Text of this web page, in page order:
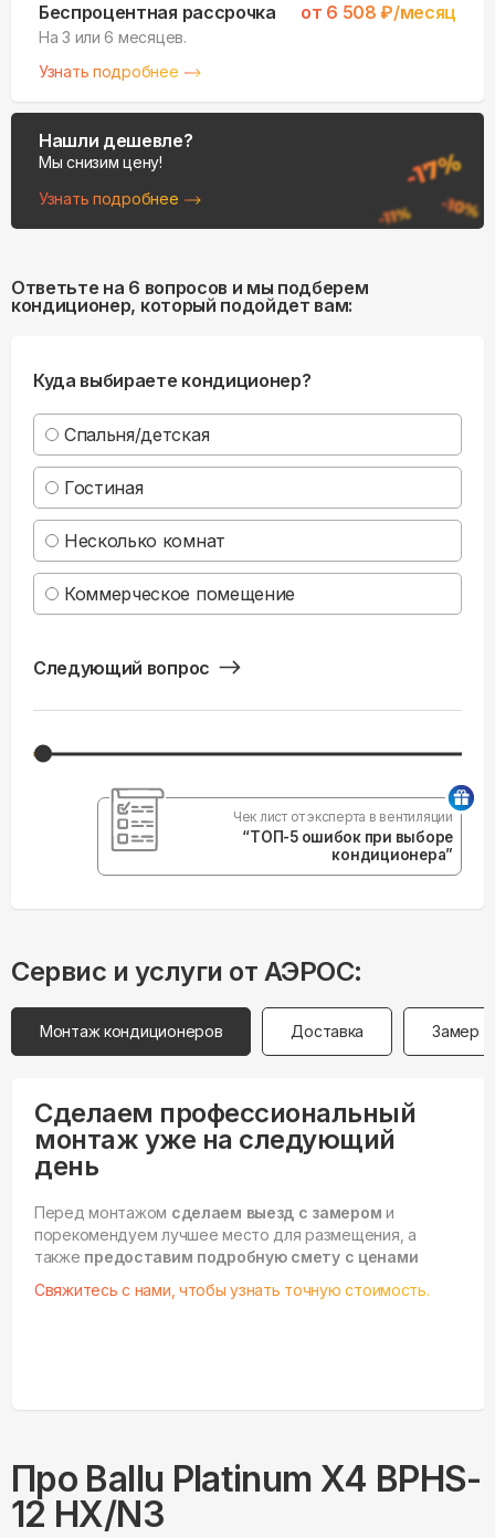
Беспроцентная рассрочка от 6 508 ₽/месяц
На 3 или 6 месяцев.
Узнать подробнее
Нашли дешевле?
Мы снизим цену!
Узнать подробнее
Ответьте на 6 вопросов и мы подберем
кондиционер, который подойдет вам:
Куда выбираете кондиционер?
Спальня/детская
Гостиная
Несколько комнат
Коммерческое помещение
Следующий вопрос
Чек лист от эксперта в вентиляции
“ТОП-5 ошибок при выборе
кондиционера”
Сервис и услуги от АЭРОС:
Монтаж кондиционеров Доставка Замер
Сделаем профессиональный
монтаж уже на следующий
день
Перед монтажом сделаем выезд с замером и
порекомендуем лучшее место для размещения, а
также предоставим подробную смету с ценами
Свяжитесь с нами, чтобы узнать точную стоимость.
Про Ballu Platinum X4 BPHS-
12 HX/N3